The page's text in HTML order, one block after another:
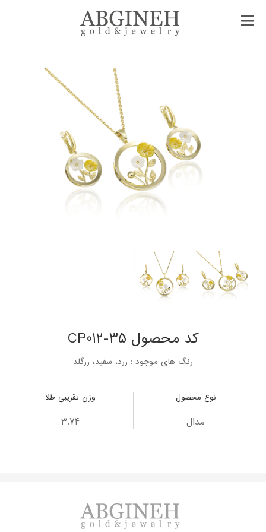
کد محصول CP012-35
رنگ های موجود : زرد، سفید، رزگلد
نوع محصول
مدال
وزن تقریبی طلا
3.74